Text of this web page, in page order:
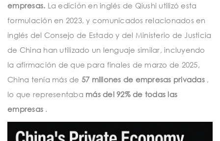
empresas. La edición en inglés de Qiushi utilizó esta
formulación en 2023, y comunicados relacionados en
inglés del Consejo de Estado y del Ministerio de Justicia
de China han utilizado un lenguaje similar, incluyendo
la afirmación de que para finales de marzo de 2025,
China tenía más de 57 millones de empresas privadas
lo que representaba más del 92% de todas las
empresas